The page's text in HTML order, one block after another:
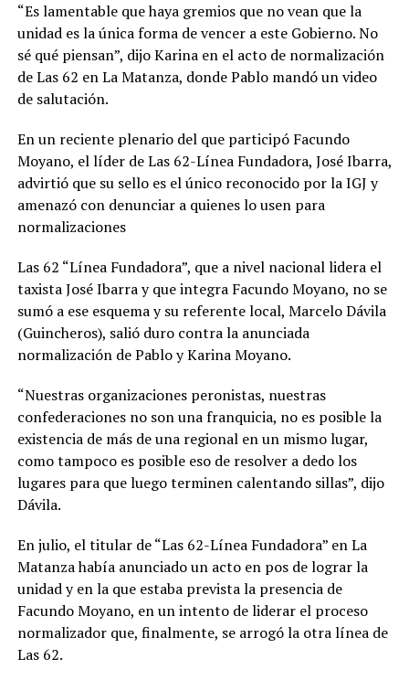
“Es lamentable que haya gremios que no vean que la
unidad es la única forma de vencer a este Gobierno. No
sé qué piensan”, dijo Karina en el acto de normalización
de Las 62 en La Matanza, donde Pablo mandó un video
de salutación.
En un reciente plenario del que participó Facundo
Moyano, el líder de Las 62-Línea Fundadora, José Ibarra,
advirtió que su sello es el único reconocido por la IGJ y
amenazó con denunciar a quienes lo usen para
normalizaciones
Las 62 “Línea Fundadora”, que a nivel nacional lidera el
taxista José Ibarra y que integra Facundo Moyano, no se
sumó a ese esquema y su referente local, Marcelo Dávila
(Guincheros), salió duro contra la anunciada
normalización de Pablo y Karina Moyano.
“Nuestras organizaciones peronistas, nuestras
confederaciones no son una franquicia, no es posible la
existencia de más de una regional en un mismo lugar,
como tampoco es posible eso de resolver a dedo los
lugares para que luego terminen calentando sillas”, dijo
Dávila.
En julio, el titular de “Las 62-Línea Fundadora” en La
Matanza había anunciado un acto en pos de lograr la
unidad y en la que estaba prevista la presencia de
Facundo Moyano, en un intento de liderar el proceso
normalizador que, finalmente, se arrogó la otra línea de
Las 62.